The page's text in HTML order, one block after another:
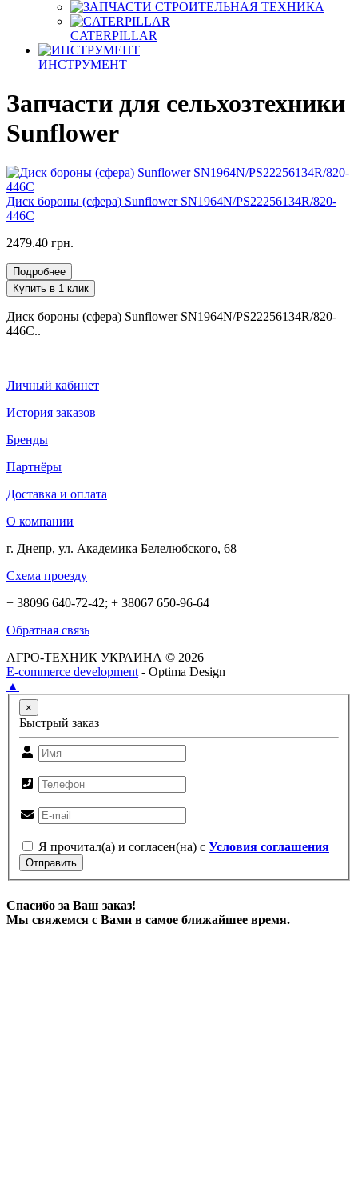
CATERPILLAR
ИНСТРУМЕНТ
Запчасти для сельхозтехники
Sunflower
Диск бороны (сфера) Sunflower SN1964N/PS22256134R/820-
446C
2479.40 грн.
Подробнее
Купить в 1 клик
Диск бороны (сфера) Sunflower SN1964N/PS22256134R/820-
446C..
Личный кабинет
История заказов
Бренды
Партнёры
Доставка и оплата
О компании
г. Днепр, ул. Академика Белелюбского, 68
Схема проезду
+ 38096 640-72-42; + 38067 650-96-64
Обратная связь
АГРО-ТЕХНИК УКРАИНА © 2026
E-commerce development - Optima Design
▲
×
Быстрый заказ
Я прочитал(а) и согласен(на) с Условия соглашения
Отправить
Спасибо за Ваш заказ!
Мы свяжемся с Вами в самое ближайшее время.